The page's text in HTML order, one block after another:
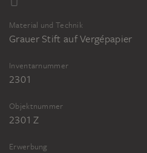
Material und Technik
Grauer Stift auf Vergépapier
Inventarnummer
2301
Objektnummer
2301 Z
Erwerbung